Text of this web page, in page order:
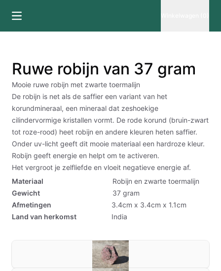
Ruwe robijn van 37 gram
Mooie ruwe robijn met zwarte toermalijn
De robijn is net als de saffier een variant van het
korundmineraal, een mineraal dat zeshoekige
cilindervormige kristallen vormt. De rode korund (bruin-zwart
tot roze-rood) heet robijn en andere kleuren heten saffier.
Onder uv-licht geeft dit mooie materiaal een hardroze kleur.
Robijn geeft energie en helpt om te activeren.
Het vergroot je zelfliefde en vloeit negatieve energie af.
Materiaal
Robijn en zwarte toermalijn
Gewicht
37 gram
Afmetingen
3.4cm x 3.4cm x 1.1cm
Land van herkomst
India